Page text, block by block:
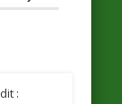
dit :